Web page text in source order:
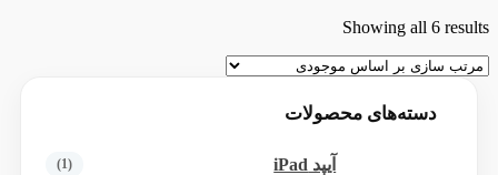
Showing all 6 results
دسته‌های محصولات
آیپد iPad (1)